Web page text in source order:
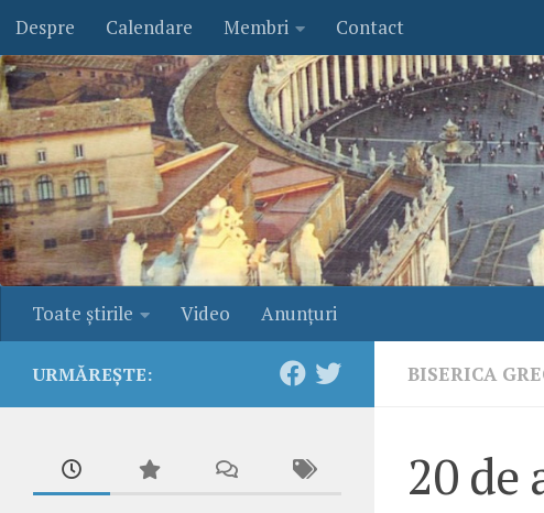
Skip to content
Despre Calendare Membri Contact
Toate ştirile Video Anunţuri
BISERICA
20 de
URMĂREȘTE: